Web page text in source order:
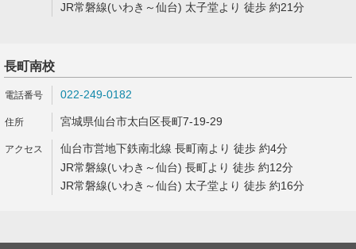
JR常磐線(いわき～仙台) 太子堂より 徒歩 約21分
長町南校
022-249-0182
宮城県仙台市太白区長町7-19-29
仙台市営地下鉄南北線 長町南より 徒歩 約4分
JR常磐線(いわき～仙台) 長町より 徒歩 約12分
JR常磐線(いわき～仙台) 太子堂より 徒歩 約16分